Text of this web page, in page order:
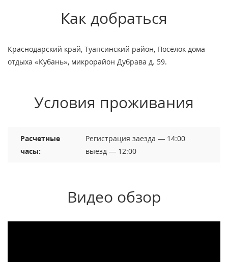
Как добраться
Краснодарский край, Туапсинский район, Посёлок дома
отдыха «Кубань», микрорайон Дубрава д. 59.
Условия проживания
Расчетные
часы:
Регистрация заезда — 14:00
выезд — 12:00
Видео обзор